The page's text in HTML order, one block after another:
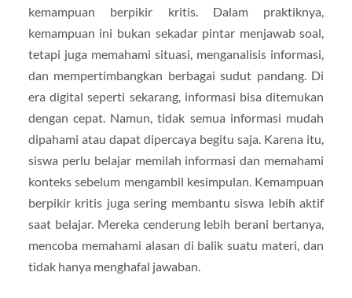
kemampuan berpikir kritis. Dalam praktiknya,
kemampuan ini bukan sekadar pintar menjawab soal,
tetapi juga memahami situasi, menganalisis informasi,
dan mempertimbangkan berbagai sudut pandang. Di
era digital seperti sekarang, informasi bisa ditemukan
dengan cepat. Namun, tidak semua informasi mudah
dipahami atau dapat dipercaya begitu saja. Karena itu,
siswa perlu belajar memilah informasi dan memahami
konteks sebelum mengambil kesimpulan. Kemampuan
berpikir kritis juga sering membantu siswa lebih aktif
saat belajar. Mereka cenderung lebih berani bertanya,
mencoba memahami alasan di balik suatu materi, dan
tidak hanya menghafal jawaban.